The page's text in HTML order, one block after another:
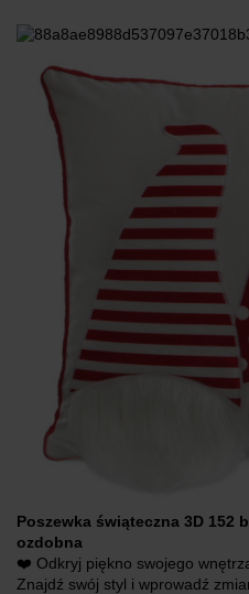
Poszewka świąteczna 3D 152
ozdobna
❤️ Odkryj piękno swojego
Znajdź swój styl i wprowadź